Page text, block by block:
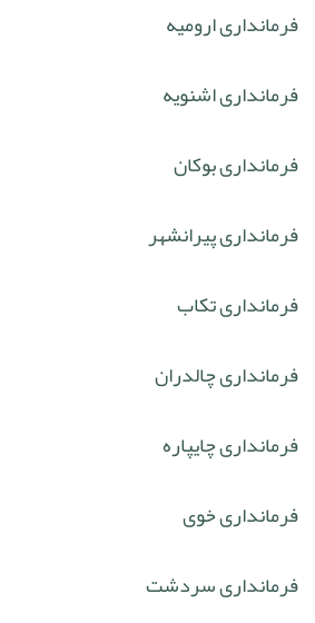
فرمانداری ارومیه
فرمانداری اشنویه
فرمانداری بوکان
فرمانداری پیرانشهر
فرمانداری تکاب
فرمانداری چالدران
فرمانداری چایپاره
فرمانداری خوی
فرمانداری سردشت